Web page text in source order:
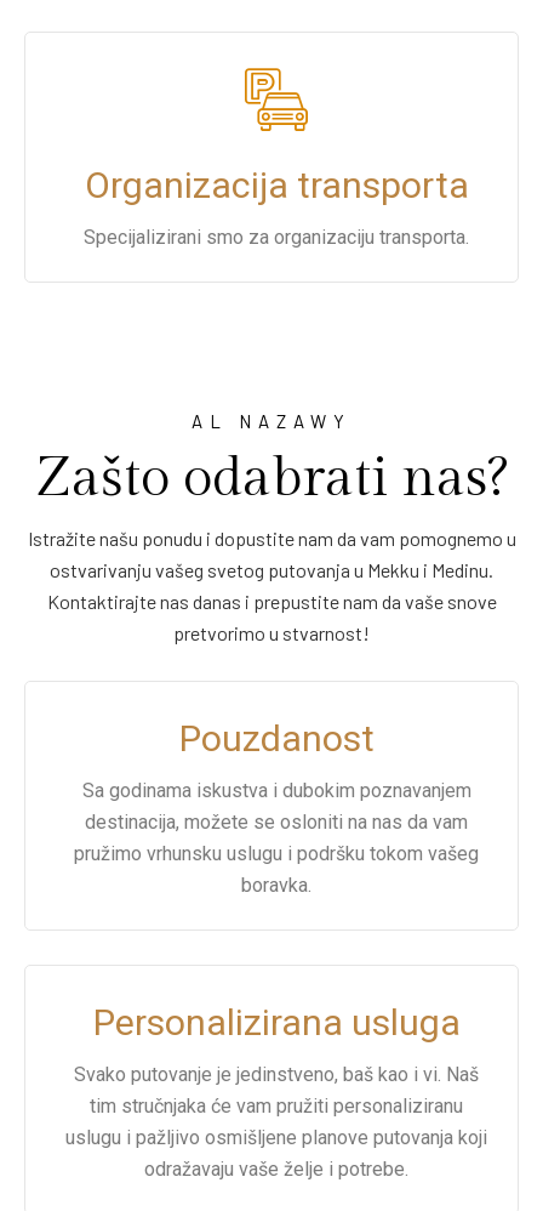
Organizacija transporta
Specijalizirani smo za organizaciju transporta.
AL NAZAWY
Zašto odabrati nas?
Istražite našu ponudu i dopustite nam da vam pomognemo u
ostvarivanju vašeg svetog putovanja u Mekku i Medinu.
Kontaktirajte nas danas i prepustite nam da vaše snove
pretvorimo u stvarnost!
Pouzdanost
Sa godinama iskustva i dubokim poznavanjem
destinacija, možete se osloniti na nas da vam
pružimo vrhunsku uslugu i podršku tokom vašeg
boravka.
Personalizirana usluga
Svako putovanje je jedinstveno, baš kao i vi. Naš
tim stručnjaka će vam pružiti personaliziranu
uslugu i pažljivo osmišljene planove putovanja koji
odražavaju vaše želje i potrebe.